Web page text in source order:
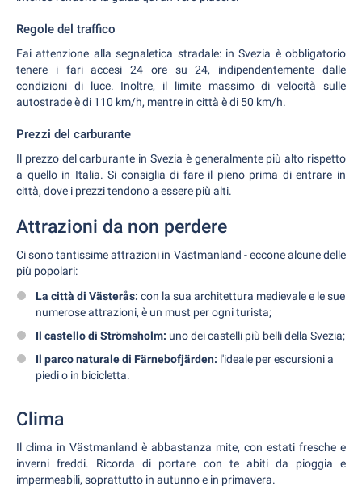
Regole del traffico
Fai attenzione alla segnaletica stradale: in Svezia è obbligatorio
tenere i fari accesi 24 ore su 24, indipendentemente dalle
condizioni di luce. Inoltre, il limite massimo di velocità sulle
autostrade è di 110 km/h, mentre in città è di 50 km/h.
Prezzi del carburante
Il prezzo del carburante in Svezia è generalmente più alto rispetto
a quello in Italia. Si consiglia di fare il pieno prima di entrare in
città, dove i prezzi tendono a essere più alti.
Attrazioni da non perdere
Ci sono tantissime attrazioni in Västmanland - eccone alcune delle
più popolari:
La città di Västerås: con la sua architettura medievale e le sue
numerose attrazioni, è un must per ogni turista;
Il castello di Strömsholm: uno dei castelli più belli della Svezia;
Il parco naturale di Färnebofjärden: l'ideale per escursioni a
piedi o in bicicletta.
Clima
Il clima in Västmanland è abbastanza mite, con estati fresche e
inverni freddi. Ricorda di portare con te abiti da pioggia e
impermeabili, soprattutto in autunno e in primavera.